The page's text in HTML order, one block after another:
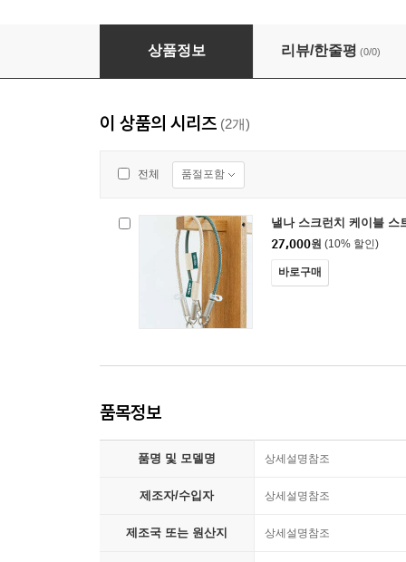
낼나 스크런치 케이블 스트랩 커버
상품정보 리뷰/한줄평 (0/0)
이 상품의 시리즈 (2개)
전체 품절포함
낼나 스크런치 케이블 스
27,000원 (10% 할인)
바로구매
품목정보
품명 및 모델명 상세설명참조
제조자/수입자 상세설명참조
제조국 또는 원산지 상세설명참조